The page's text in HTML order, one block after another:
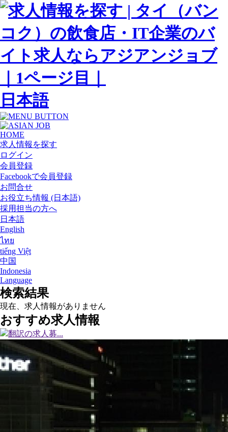
日本語
HOME
求人情報を探す
ログイン
会員登録
Facebookで会員登録
お問合せ
お役立ち情報 (日本語)
採用担当の方へ
日本語
English
ไทย
tiếng Việt
中国
Indonesia
Language
検索結果
現在、求人情報がありません
おすすめ求人情報
翻訳の求人募...